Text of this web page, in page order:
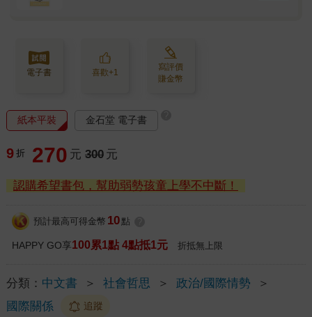
電子書 喜歡+1
寫評價
賺金幣
紙本平裝 金石堂 電子書
9 折 270 元 300 元
認購希望書包，幫助弱勢孩童上學不中斷！
預計最高可得金幣 10 點
HAPPY GO享100累1點 4點抵1元 折抵無上限
分類： 中文書 ＞ 社會哲思 ＞ 政治/國際情勢
＞
國際關係
追蹤